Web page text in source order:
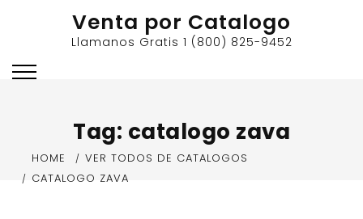
Venta por Catalogo
Llamanos Gratis 1 (800) 825-9452
Tag: catalogo zava
HOME
VER TODOS DE CATALOGOS
CATALOGO ZAVA